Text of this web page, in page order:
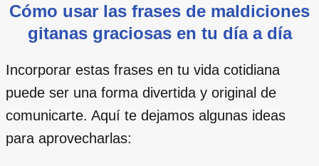
Cómo usar las frases de maldiciones
gitanas graciosas en tu día a día
Incorporar estas frases en tu vida cotidiana
puede ser una forma divertida y original de
comunicarte. Aquí te dejamos algunas ideas
para aprovecharlas: